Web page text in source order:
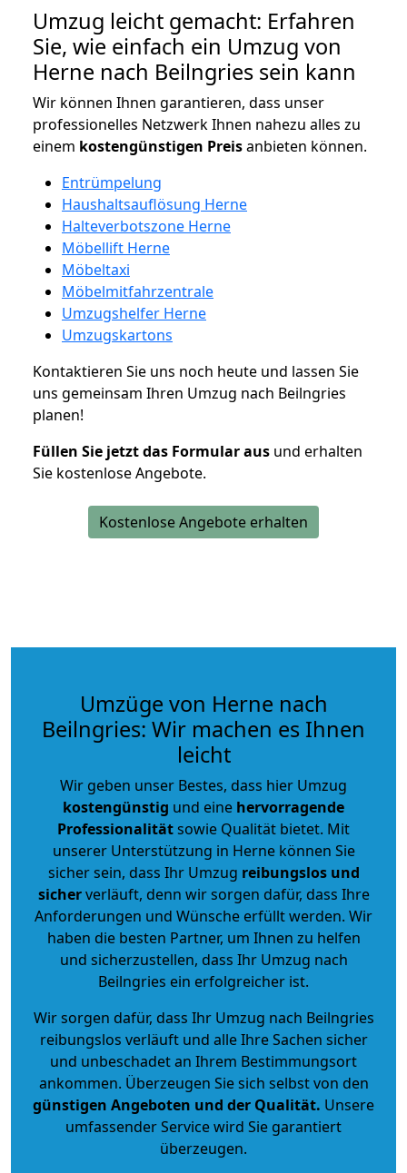
Umzug leicht gemacht: Erfahren
Sie, wie einfach ein Umzug von
Herne nach Beilngries sein kann
Wir können Ihnen garantieren, dass unser
professionelles Netzwerk Ihnen nahezu alles zu
einem kostengünstigen Preisanbieten können.
Entrümpelung
Haushaltsauflösung Herne
Halteverbotszone Herne
Möbellift Herne
Möbeltaxi
Möbelmitfahrzentrale
Umzugshelfer Herne
Umzugskartons
Kontaktieren Sie uns noch heute und lassen Sie
uns gemeinsam Ihren Umzug nach Beilngries
planen!
Füllen Sie jetzt das Formular aus und erhalten
Sie kostenlose Angebote.
Kostenlose Angebote erhalten
Umzüge von Herne nach
Beilngries: Wir machen es Ihnen
leicht
Wir geben unser Bestes, dass hier Umzug
kostengünstig und eine hervorragende
Professionalitätsowie Qualität bietet. Mit
unserer Unterstützung in Herne können Sie
sicher sein, dass Ihr Umzug reibungslos und
sicherverläuft, denn wir sorgen dafür, dass Ihre
Anforderungen und Wünsche erfüllt werden. Wir
haben die besten Partner, um Ihnen zu helfen
und sicherzustellen, dass Ihr Umzug nach
Beilngries ein erfolgreicher ist.
Wir sorgen dafür, dass Ihr Umzug nach Beilngries
reibungslos verläuft und alle Ihre Sachen sicher
und unbeschadet an Ihrem Bestimmungsort
ankommen. Überzeugen Sie sich selbst von den
günstigen Angeboten und der Qualität. Unsere
umfassender Service wird Sie garantiert
überzeugen.